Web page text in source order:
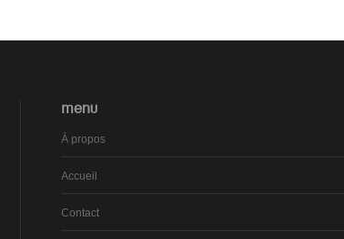
MENU
À propos
Accueil
Contact